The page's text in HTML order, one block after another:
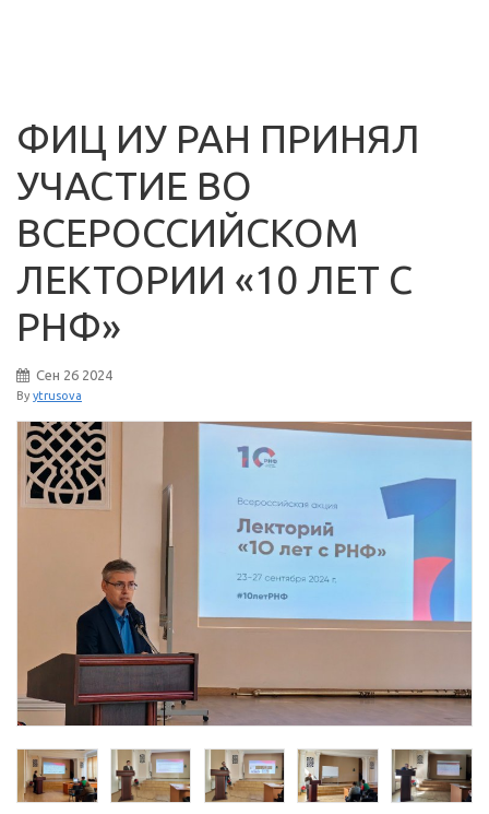
ФИЦ ИУ РАН ПРИНЯЛ
УЧАСТИЕ ВО
ВСЕРОССИЙСКОМ
ЛЕКТОРИИ «10 ЛЕТ С
РНФ»
Сен 26 2024
By ytrusova